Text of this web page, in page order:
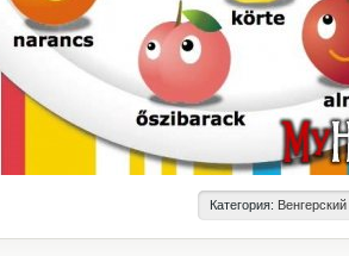
Категория: